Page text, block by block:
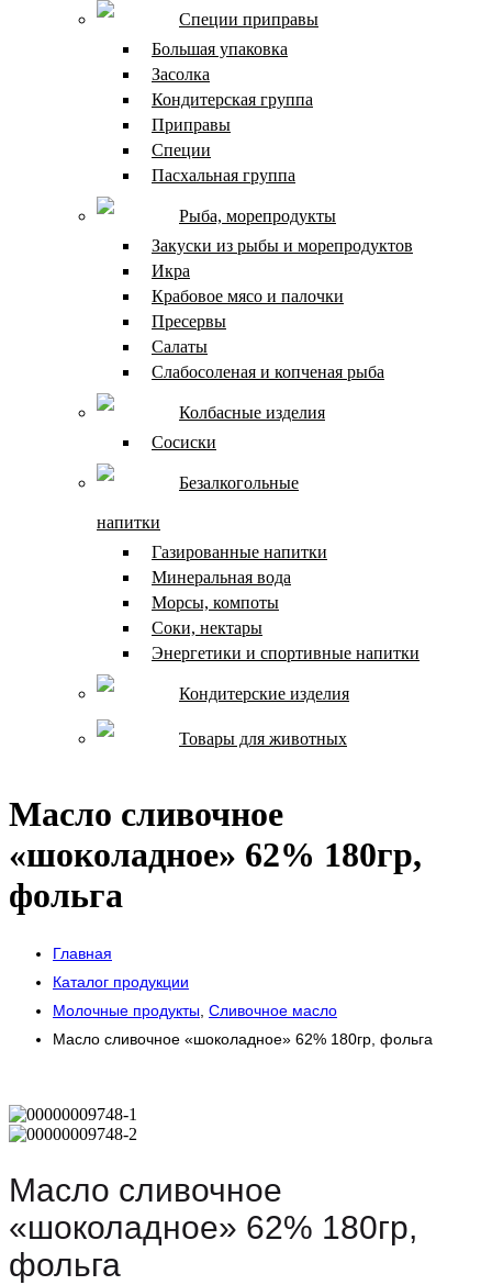
Специи приправы
Большая упаковка
Засолка
Кондитерская группа
Приправы
Специи
Пасхальная группа
Рыба, морепродукты
Закуски из рыбы и морепродуктов
Икра
Крабовое мясо и палочки
Пресервы
Салаты
Слабосоленая и копченая рыба
Колбасные изделия
Сосиски
Безалкогольные
напитки
Газированные напитки
Минеральная вода
Морсы, компоты
Соки, нектары
Энергетики и спортивные напитки
Кондитерские изделия
Товары для животных
Масло сливочное
«шоколадное» 62% 180гр,
фольга
Главная
Каталог продукции
Молочные продукты Сливочное масло
Масло сливочное «шоколадное» 62% 180гр, фольга
Масло сливочное
«шоколадное» 62% 180гр,
фольга